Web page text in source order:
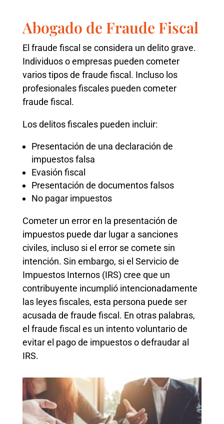
Abogado de Fraude Fiscal
El fraude fiscal se considera un delito grave.
Individuos o empresas pueden cometer
varios tipos de fraude fiscal. Incluso los
profesionales fiscales pueden cometer
fraude fiscal.
Los delitos fiscales pueden incluir:
Presentación de una declaración de
impuestos falsa
Evasión fiscal
Presentación de documentos falsos
No pagar impuestos
Cometer un error en la presentación de
impuestos puede dar lugar a sanciones
civiles, incluso si el error se comete sin
intención. Sin embargo, si el Servicio de
Impuestos Internos (IRS) cree que un
contribuyente incumplió intencionadamente
las leyes fiscales, esta persona puede ser
acusada de fraude fiscal. En otras palabras,
el fraude fiscal es un intento voluntario de
evitar el pago de impuestos o defraudar al
IRS.